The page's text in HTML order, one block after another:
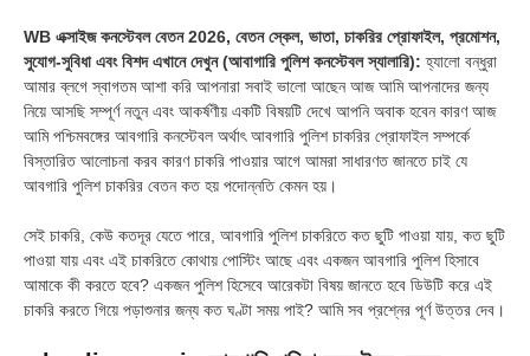
WB এক্সাইজ কনস্টেবল বেতন 2026, বেতন স্কেল, ভাতা, চাকরির প্রোফাইল, প্রমোশন,
সুযোগ-সুবিধা এবং বিশদ এখানে দেখুন (আবাগারি পুলিশ কনস্টেবল স্যালারি):হ্যালো বন্ধুরা
আমার ব্লগে স্বাগতম আশা করি আপনারা সবাই ভালো আছেন আজ আমি আপনাদের জন্য
নিয়ে আসছি সম্পূর্ণ নতুন এবং আকর্ষণীয় একটি বিষয়টি দেখে আপনি অবাক হবেন কারণ আজ
আমি পশ্চিমবঙ্গের আবগারি কনস্টেবল অর্থাৎ আবগারি পুলিশ চাকরির প্রোফাইল সম্পর্কে
বিস্তারিত আলোচনা করব কারণ চাকরি পাওয়ার আগে আমরা সাধারণত জানতে চাই যে
আবগারি পুলিশ চাকরির বেতন কত হয় পদোন্নতি কেমন হয়।
সেই চাকরি, কেউ কতদূর যেতে পারে, আবগারি পুলিশ চাকরিতে কত ছুটি পাওয়া যায়, কত ছুটি
পাওয়া যায় এবং এই চাকরিতে কোথায় পোস্টিং আছে এবং একজন আবগারি পুলিশ হিসাবে
আমাকে কী করতে হবে? একজন পুলিশ হিসেবে আরেকটা বিষয় জানতে হবে ডিউটি ​​করে এই
চাকরি করতে গিয়ে পড়াশুনার জন্য কত ঘণ্টা সময় পাই? আমি সব প্রশ্নের পূর্ণ উত্তর দেব।